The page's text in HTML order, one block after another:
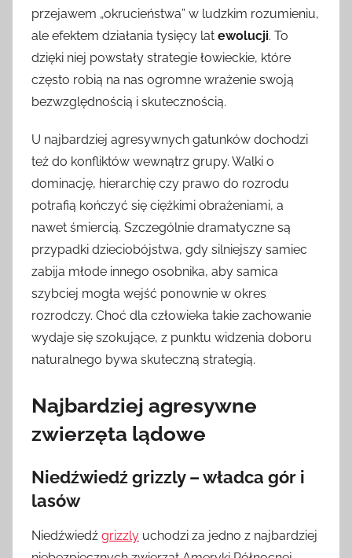
przejawem „okrucieństwa” w ludzkim rozumieniu,
ale efektem działania tysięcy lat ewolucji. To
dzięki niej powstały strategie łowieckie, które
często robią na nas ogromne wrażenie swoją
bezwzględnością i skutecznością.
U najbardziej agresywnych gatunków dochodzi
też do konfliktów wewnątrz grupy. Walki o
dominację, hierarchię czy prawo do rozrodu
potrafią kończyć się ciężkimi obrażeniami, a
nawet śmiercią. Szczególnie dramatyczne są
przypadki dzieciobójstwa, gdy silniejszy samiec
zabija młode innego osobnika, aby samica
szybciej mogła wejść ponownie w okres
rozrodczy. Choć dla człowieka takie zachowanie
wydaje się szokujące, z punktu widzenia doboru
naturalnego bywa skuteczną strategią.
Najbardziej agresywne
zwierzęta lądowe
Niedźwiedź grizzly – władca gór i
lasów
Niedźwiedź grizzly uchodzi za jedno z najbardziej